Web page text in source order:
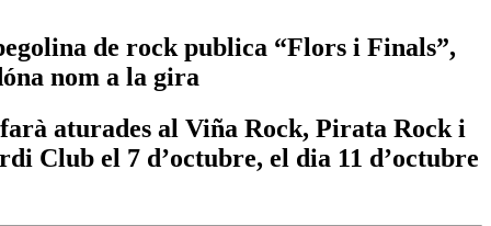
de rock publica “Flors i Finals”,
nom a la gira
aturades al Viña Rock, Pirata Rock i
Club el 7 d’octubre, el dia 11 d’octubre